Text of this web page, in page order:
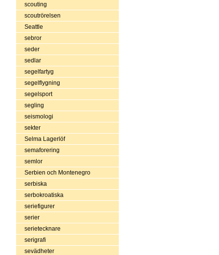
scouting
scoutrörelsen
Seattle
sebror
seder
sedlar
segelfartyg
segelflygning
segelsport
segling
seismologi
sekter
Selma Lagerlöf
semaforering
semlor
Serbien och Montenegro
serbiska
serbokroatiska
seriefigurer
serier
serietecknare
serigrafi
sevädheter